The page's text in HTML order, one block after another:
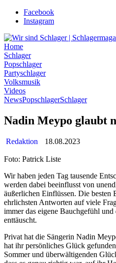
Zum
Inhalt
Facebook
Instagram
Home
Schlager
Popschlager
Partyschlager
Volksmusik
Videos
NewsPopschlagerSchlager
Nadin Meypo glaubt
Redaktion 18.08.2023
Foto: Patrick Liste
Wir haben jeden Tag tausende
werden dabei beeinflusst von
äußerlichen Einflüssen. Die besten
ehrlichsten Antworten auf viele
immer das eigene Bauchgefühl
enttäuscht.
Privat hat die Sängerin Nadin
hat ihr persönliches Glück
Sommer und überwältigenden